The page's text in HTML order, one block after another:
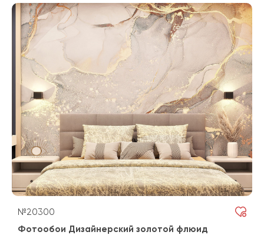
№20300
Фотообои Дизайнерский золотой флюид